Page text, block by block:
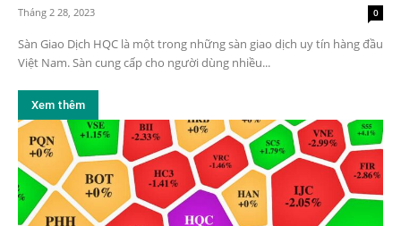
Tháng 2 28, 2023 0
Sàn Giao Dịch HQC là một trong những sàn giao dịch uy tín hàng đầu
Việt Nam. Sàn cung cấp cho người dùng nhiều...
Xem thêm